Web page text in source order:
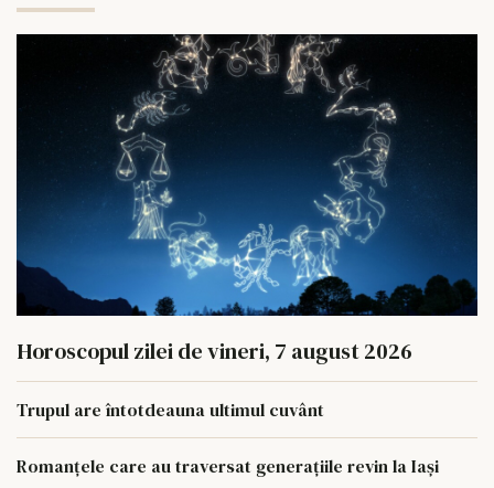
Horoscopul zilei de vineri, 7 august 2026
Trupul are întotdeauna ultimul cuvânt
Romanțele care au traversat generațiile revin la Iași